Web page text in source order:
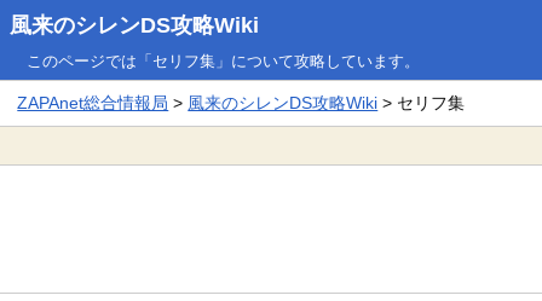
風来のシレンDS攻略Wiki
このページでは「セリフ集」について攻略しています。
ZAPAnet総合情報局 > 風来のシレンDS攻略Wiki > セリフ集